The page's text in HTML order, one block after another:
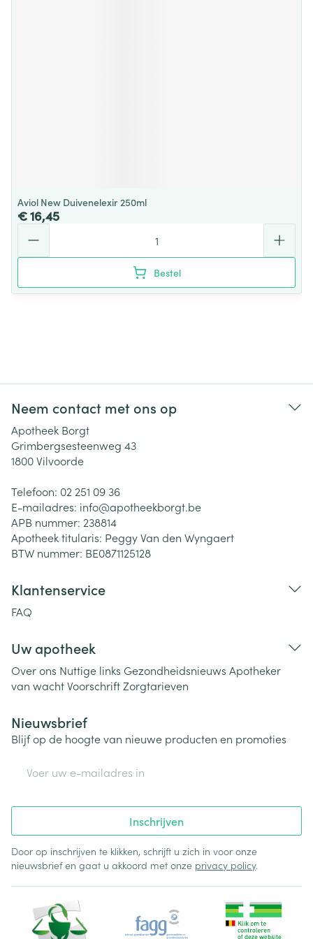
Aviol New Duivenelexir 250ml
€ 16,45
Bestel
Neem contact met ons op
Apotheek Borgt
Grimbergsesteenweg 43
1800Vilvoorde
Telefoon: 02 251 09 36
E-mailadres: info@apotheekborgt.be
APB nummer: 238814
Apotheek titularis: Peggy Van den Wyngaert
BTW nummer: BE0871125128
Klantenservice
FAQ
Uw apotheek
Over ons Nuttige links Gezondheidsnieuws Apotheker
van wachtVoorschriftZorgtarieven
Nieuwsbrief
Blijf op de hoogte van nieuwe producten en promoties
Inschrijven
Door op inschrijven te klikken, schrijft u zich in voor onze
nieuwsbrief en gaat u akkoord met onze privacy policy.